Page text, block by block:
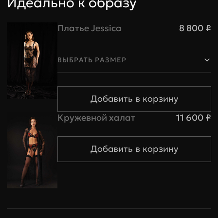
Платье Jessica 8 800 ₽
ВЫБРАТЬ РАЗМЕР
Кружевной халат 11 600 ₽
Трусики и пояса
Размер XS S M
бедер
83-88 89-95 96-101
Обхват
талии
54-59 60-67 68-74